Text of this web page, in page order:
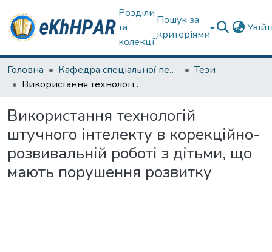
Розділи
та
колекції
Пошук за
критеріями
Головна Кафедра спеціальної педагогіки і психології та інклюзивної освіти
Тези
Використання технологій штучного інтелекту в корекційно-розвивальній роботі з дітьми, що мають порушення розвитку
Використання технологій
штучного інтелекту в корекційно-
розвивальній роботі з дітьми, що
мають порушення розвитку